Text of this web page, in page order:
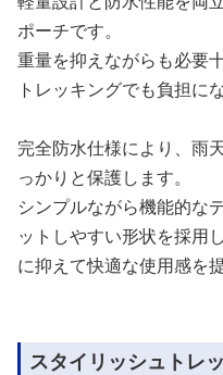
ポーチです。
重量を抑えながらも必要
トレッキングでも負担に
完全防水仕様により、雨
っかりと保護します。
シンプルながら機能的な
ットしやすい形状を採用
に抑えて快適な使用感を
スタイリッシュトレ